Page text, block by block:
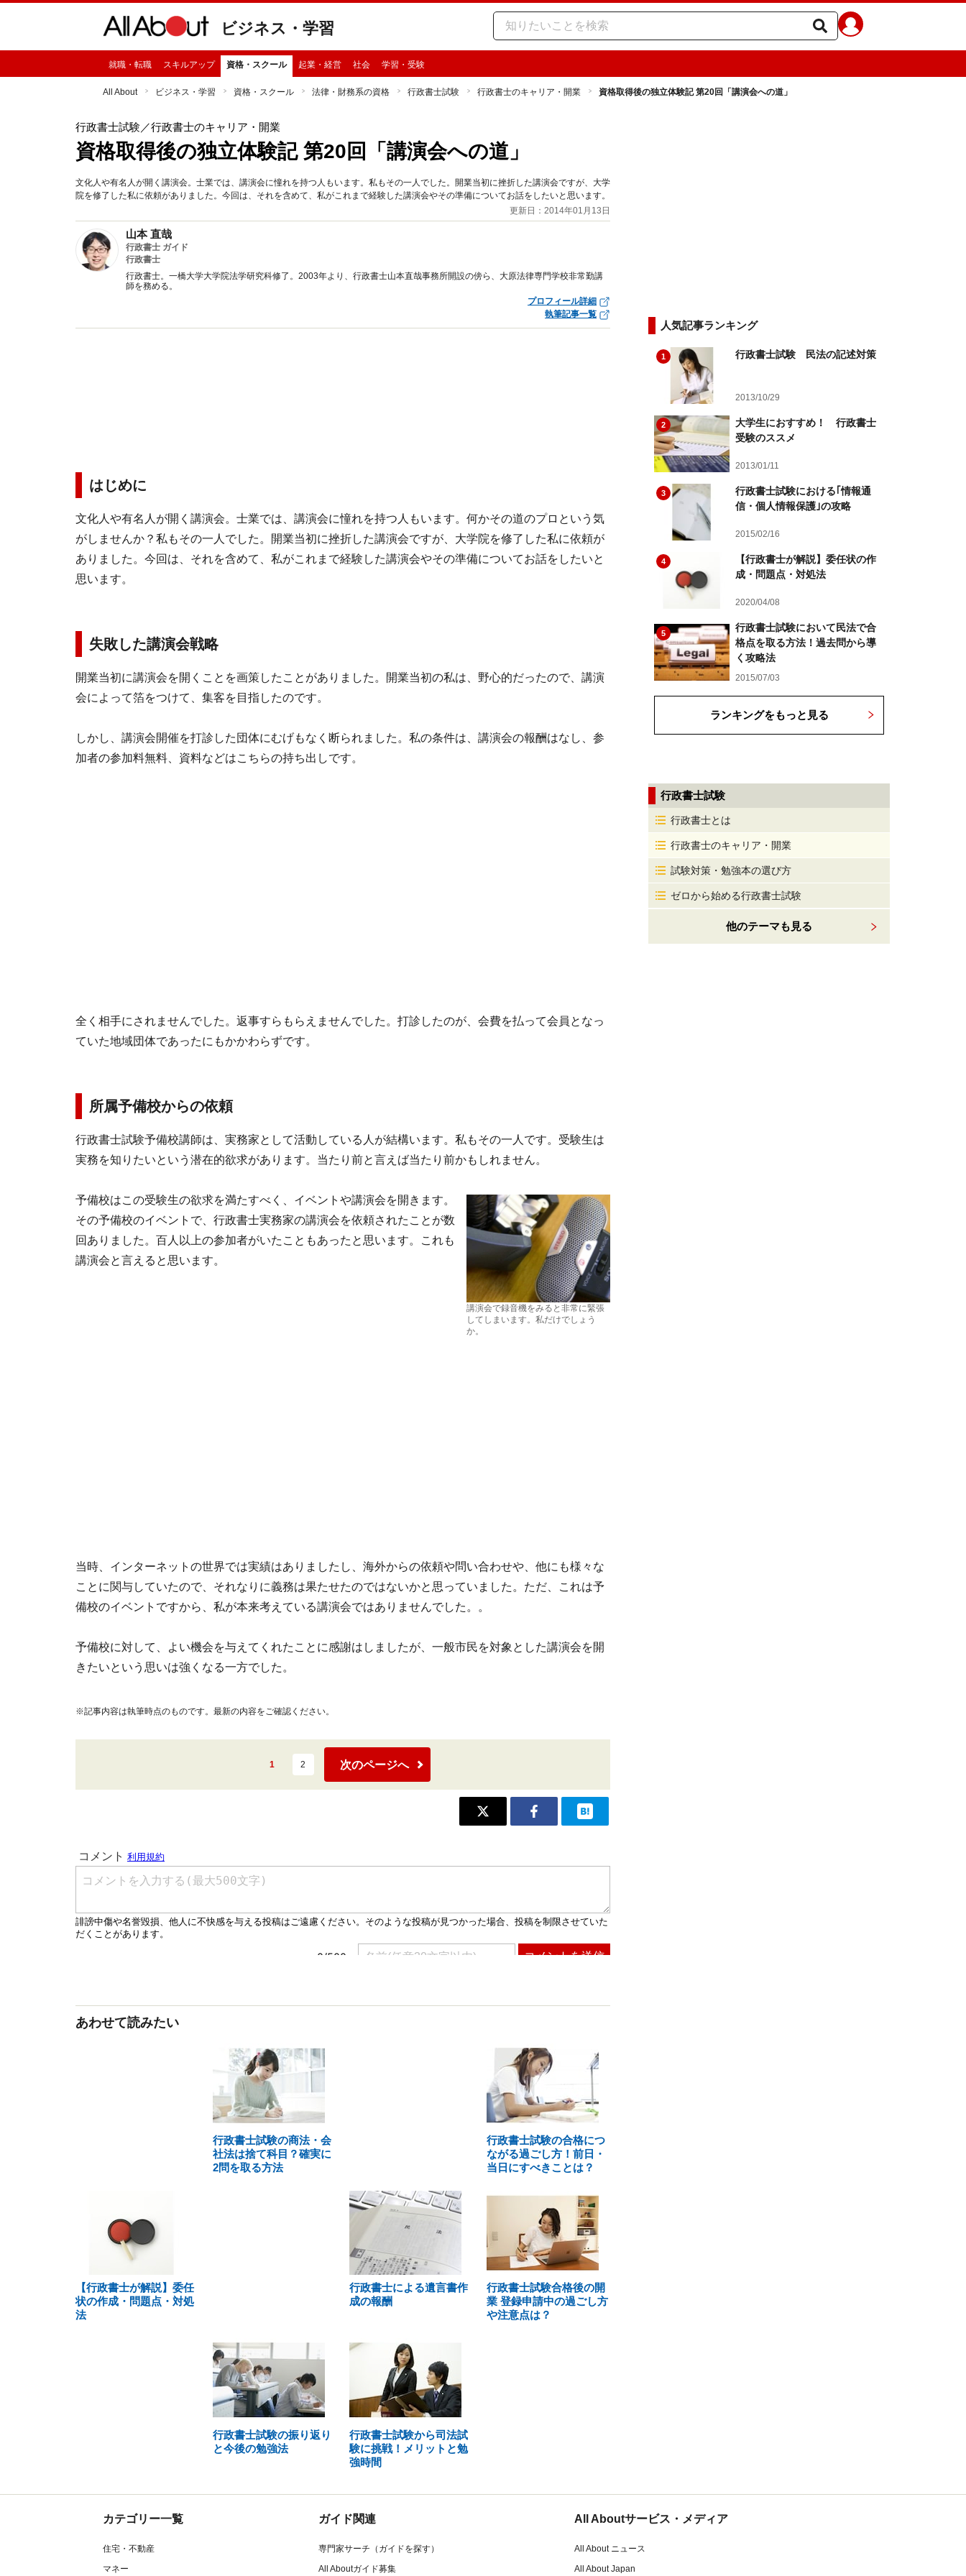
ビジネス・学習
就職・転職 スキルアップ 資格・スクール 起業・経営 社会 学習・受験
All About ビジネス・学習 資格・スクール 法律・財務系の資格 行政書士試験 行政書士のキャリア・開業 資格取得後の独立体験記 第20回「講演会への道」
行政書士試験 ／行政書士のキャリア・開業
資格取得後の独立体験記 第20回「講演会への道」
文化人や有名人が開く講演会。士業では、講演会に憧れを持つ人もいます。私もその一人でした。開業当初に挫折した講演会ですが、大学
院を修了した私に依頼がありました。今回は、それを含めて、私がこれまで経験した講演会やその準備についてお話をしたいと思います。
更新日：2014年01月13日
山本 直哉
行政書士 ガイド
行政書士
行政書士。一橋大学大学院法学研究科修了。2003年より、行政書士山本直哉事務所開設の傍ら、大原法律専門学校非常勤講
師を務める。
プロフィール詳細
執筆記事一覧
はじめに
文化人や有名人が開く講演会。士業では、講演会に憧れを持つ人もいます。何かその道のプロという気
がしませんか？私もその一人でした。開業当初に挫折した講演会ですが、大学院を修了した私に依頼が
ありました。今回は、それを含めて、私がこれまで経験した講演会やその準備についてお話をしたいと
思います。
失敗した講演会戦略
開業当初に講演会を開くことを画策したことがありました。開業当初の私は、野心的だったので、講演
会によって箔をつけて、集客を目指したのです。
しかし、講演会開催を打診した団体にむげもなく断られました。私の条件は、講演会の報酬はなし、参
加者の参加料無料、資料などはこちらの持ち出しです。
全く相手にされませんでした。返事すらもらえませんでした。打診したのが、会費を払って会員となっ
ていた地域団体であったにもかかわらずです。
所属予備校からの依頼
行政書士試験予備校講師は、実務家として活動している人が結構います。私もその一人です。受験生は
実務を知りたいという潜在的欲求があります。当たり前と言えば当たり前かもしれません。
講演会で録音機をみると非常に緊張
してしまいます。私だけでしょう
か。
予備校はこの受験生の欲求を満たすべく、イベントや講演会を開きます。
その予備校のイベントで、行政書士実務家の講演会を依頼されたことが数
回ありました。百人以上の参加者がいたこともあったと思います。これも
講演会と言えると思います。
当時、インターネットの世界では実績はありましたし、海外からの依頼や問い合わせや、他にも様々な
ことに関与していたので、それなりに義務は果たせたのではないかと思っていました。ただ、これは予
備校のイベントですから、私が本来考えている講演会ではありませんでした。。
予備校に対して、よい機会を与えてくれたことに感謝はしましたが、一般市民を対象とした講演会を開
きたいという思いは強くなる一方でした。
※記事内容は執筆時点のものです。最新の内容をご確認ください。
1 2 次のページへ
あわせて読みたい
行政書士試験の商法・会
社法は捨て科目？確実に
2問を取る方法
行政書士試験の合格につ
ながる過ごし方！前日・
当日にすべきことは？
【行政書士が解説】委任
状の作成・問題点・対処
法
行政書士による遺言書作
成の報酬
行政書士試験合格後の開
業 登録申請中の過ごし方
や注意点は？
行政書士試験の振り返り
と今後の勉強法
行政書士試験から司法試
験に挑戦！メリットと勉
強時間
人気記事ランキング
1 行政書士試験 民法の記述対策
2013/10/29
2
大学生におすすめ！ 行政書士
受験のススメ
2013/01/11
3
行政書士試験における｢情報通
信・個人情報保護｣の攻略
2015/02/16
4
【行政書士が解説】委任状の作
成・問題点・対処法
2020/04/08
5
行政書士試験において民法で合
格点を取る方法！過去問から導
く攻略法
2015/07/03
ランキングをもっと見る
行政書士試験
行政書士とは
行政書士のキャリア・開業
試験対策・勉強本の選び方
ゼロから始める行政書士試験
他のテーマも見る
カテゴリー一覧
住宅・不動産
マネー
ガイド関連
専門家サーチ（ガイドを探す）
All Aboutガイド募集
All Aboutサービス・メディア
All About ニュース
All About Japan